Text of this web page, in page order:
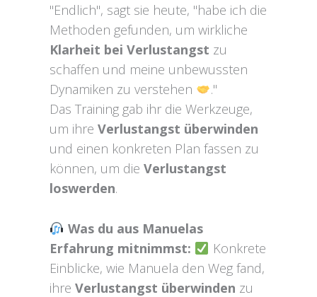
"Endlich", sagt sie heute, "habe ich die
Methoden gefunden, um wirkliche
Klarheit bei Verlustangst zu
schaffen und meine unbewussten
Dynamiken zu verstehen
."
Das Training gab ihr die Werkzeuge,
um ihre Verlustangst überwinden
und einen konkreten Plan fassen zu
können, um die Verlustangst
loswerden.
Was du aus Manuelas
Erfahrung mitnimmst:
Konkrete
Einblicke, wie Manuela den Weg fand,
ihre Verlustangst überwinden zu